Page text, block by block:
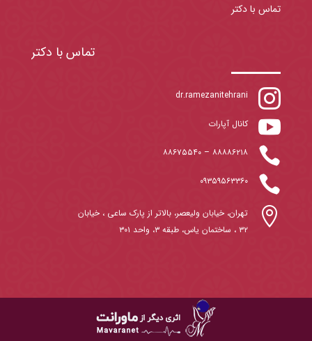
تماس با دکتر
تماس با دکتر

dr.ramezanitehrani
 کانال آپارات
 ۸۸۸۸۶۲۱۸– ۸۸۶۷۵۵۴۰
 ۰۹۳۵۹۵۶۳۳۶۰

تهران، خیابان ولیعصر، بالاتر از پارک ساعی ، خیابان
۳۲ ، ساختمان یاس، طبقه ۳، واحد ۳۰۱